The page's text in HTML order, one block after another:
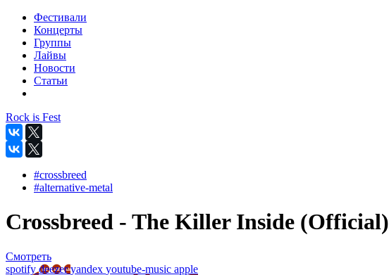
Фестивали
Концерты
Группы
Лайвы
Новости
Статьи
Rock is Fest
#crossbreed
#alternative-metal
Crossbreed - The Killer Inside (Official)
Смотреть
spotifydeezeryandex youtube-music apple